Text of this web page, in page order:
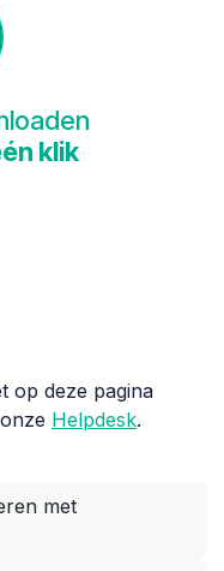
klik
op deze pagina
Helpdesk.
met